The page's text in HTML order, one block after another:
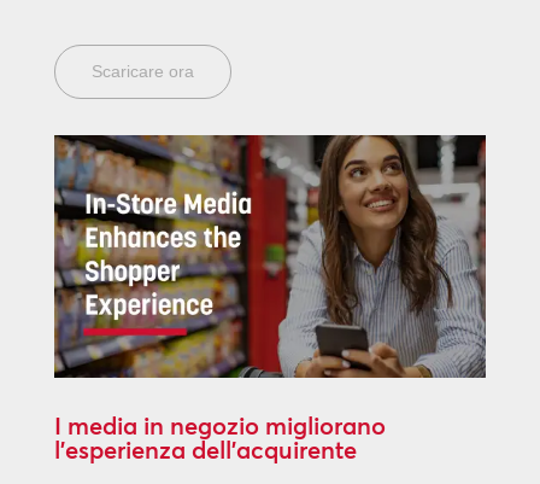
Scaricare ora
I media in negozio migliorano
l’esperienza dell’acquirente